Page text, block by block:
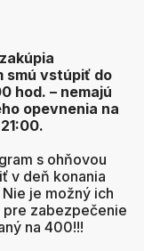
smú vstúpiť do
hod. – nemajú
opevnenia na
s ohňovou
v deň konania
je možný ich
pre zabezpečenie
na 400!!!